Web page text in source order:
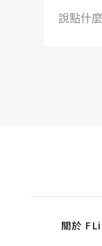
說點什麼
關於